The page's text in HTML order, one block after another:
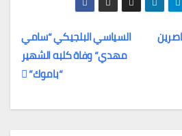
السياسي البلجيكي “سامي
مهدي” وفاة كلبه الشهير
“باموك”